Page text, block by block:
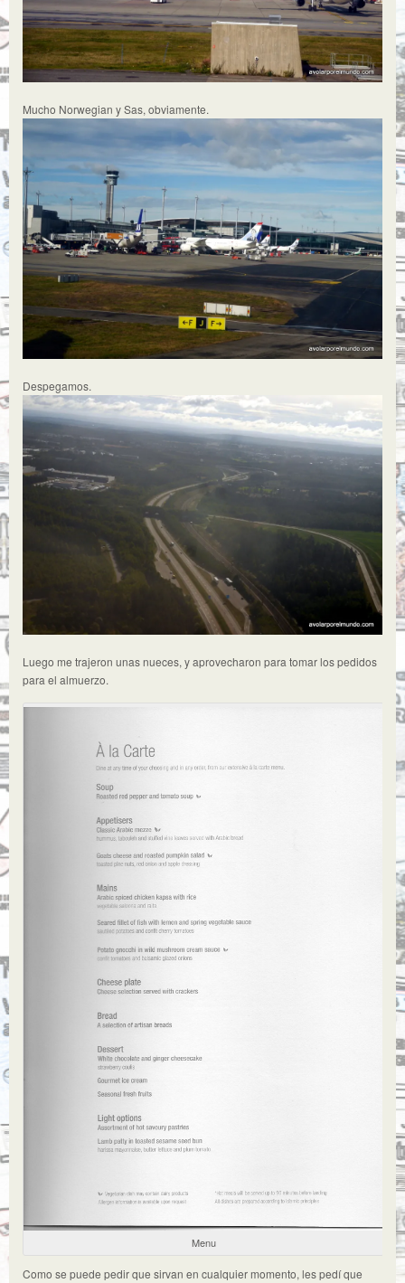
Mucho Norwegian y Sas, obviamente.
Despegamos.
Luego me trajeron unas nueces, y aprovecharon para tomar los pedidos
para el almuerzo.
Menu
Como se puede pedir que sirvan en cualquier momento, les pedí que